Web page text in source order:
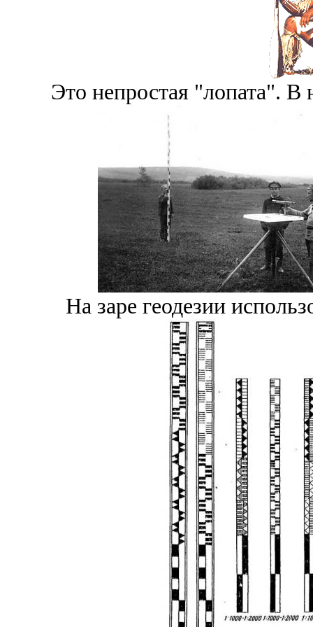
Это непростая "лопата". В
На заре геодезии